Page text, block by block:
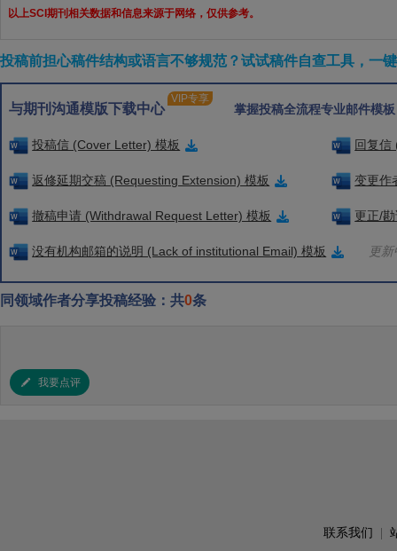
以上SCI期刊相关数据和信息来源于网络，仅供参考。
投稿前担心稿件结构或语言不够规范？试试稿件自查工具，一
与期刊沟通模版下载中心
VIP专享
掌握投稿全流程专业邮件模
投稿信 (Cover Letter) 模板 回复信
返修延期交稿 (Requesting Extension) 模板 变更作
撤稿申请 (Withdrawal Request Letter) 模板 更正/
没有机构邮箱的说明 (Lack of institutional Email) 模板 更
同领域作者分享投稿经验：共0条
我要点评
联系我们